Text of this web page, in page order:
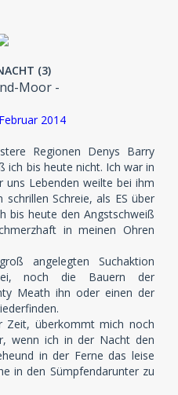
(3)
Moor -
2014
Regionen Denys Barry
ich bis heute nicht. Ich war in
Lebenden weilte bei ihm
Schreie, als ES über
bis heute den Angstschweiß
in meinen Ohren
angelegten Suchaktion
noch die Bauern der
Meath ihn oder einen der
Zeit, überkommt mich noch
wenn ich in der Nacht den
in der Ferne das leise
in den Sümpfendarunter zu